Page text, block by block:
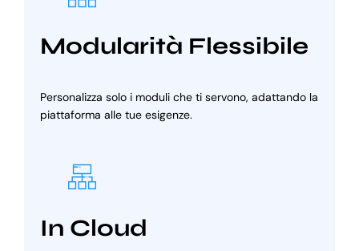
Modularità Flessibile
Personalizza solo i moduli che ti servono, adattando la
piattaforma alle tue esigenze.
In Cloud